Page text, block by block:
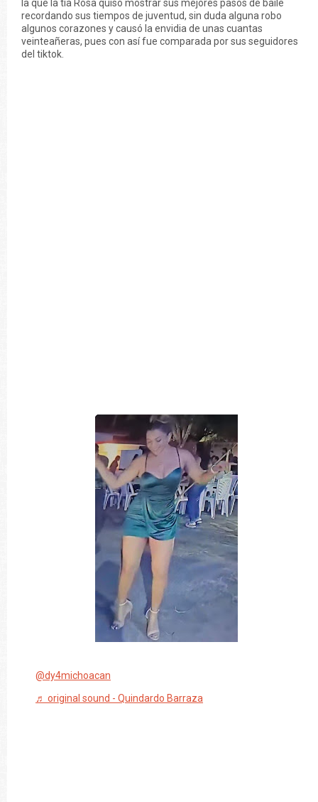
la que la tía Rosa quiso mostrar sus mejores pasos de baile
recordando sus tiempos de juventud, sin duda alguna robo
algunos corazones y causó la envidia de unas cuantas
veinteañeras, pues con así fue comparada por sus seguidores
del tiktok.
@dy4michoacan
♬ original sound - Quindardo Barraza